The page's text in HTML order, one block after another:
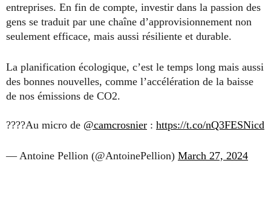
entreprises. En fin de compte, investir dans la passion des
gens se traduit par une chaîne d’approvisionnement non
seulement efficace, mais aussi résiliente et durable.
La planification écologique, c’est le temps long mais aussi
des bonnes nouvelles, comme l’accélération de la baisse
de nos émissions de CO2.
????️Au micro de @camcrosnier : https://t.co/nQ3FESNicd
— Antoine Pellion (@AntoinePellion) March 27, 2024